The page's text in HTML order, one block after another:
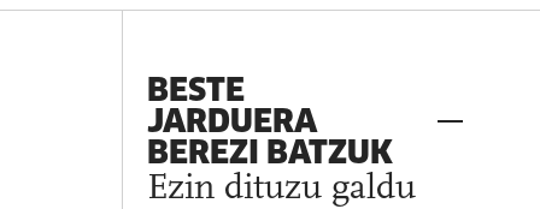
BESTE
JARDUERA
BEREZI BATZUK
Ezin dituzu galdu